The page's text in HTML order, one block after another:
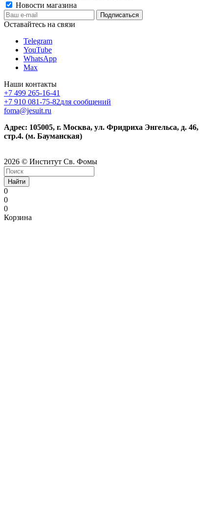
Новости магазина
Оставайтесь на связи
Telegram
YouTube
WhatsApp
Max
Наши контакты
+7 499 265-16-41
+7 910 081-75-82для сообщений
foma@jesuit.ru
Адрес: 105005, г. Москва, ул. Фридриха Энгельса, д. 46,
стр.4. (м. Бауманская)
2026 © Институт Св. Фомы
Найти
0
0
0
Корзина